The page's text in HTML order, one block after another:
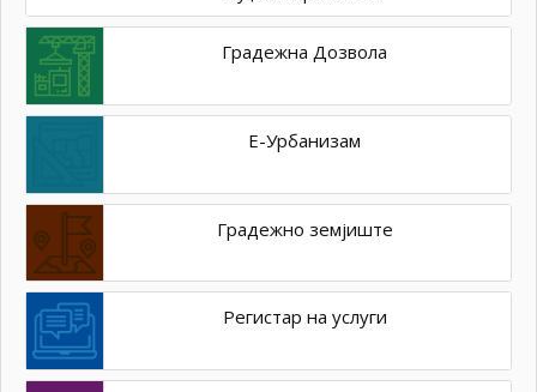
Градежна Дозвола
Е-Урбанизам
Градежно земјиште
Регистар на услуги